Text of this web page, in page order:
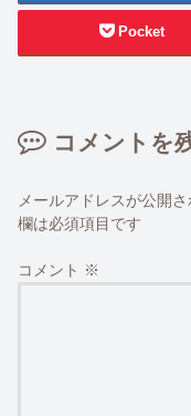
Pocket
コメントを
メールアドレスが公開
欄は必須項目です
コメント ※